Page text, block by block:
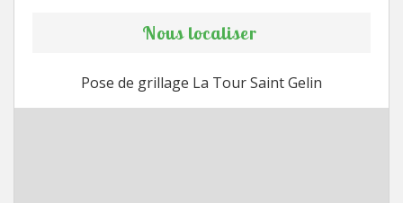
Nous localiser
Pose de grillage La Tour Saint Gelin